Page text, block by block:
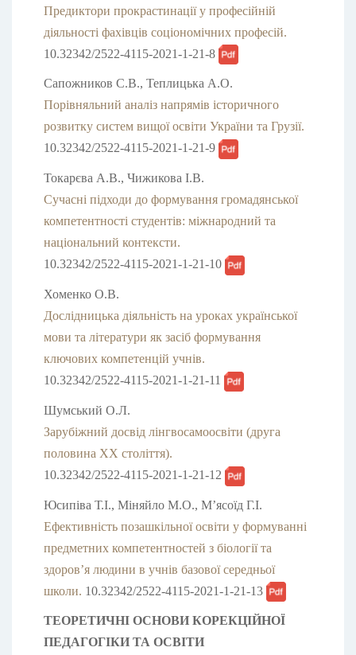
Предиктори прокрастинації у професійній
діяльності фахівців соціономічних професій.
10.32342/2522-4115-2021-1-21-8
Сапожников С.В., Теплицька А.О.
Порівняльний аналіз напрямів історичного
розвитку систем вищої освіти України та Грузії.
10.32342/2522-4115-2021-1-21-9
Токарєва А.В., Чижикова І.В.
Сучасні підходи до формування громадянської
компетентності студентів: міжнародний та
національний контексти.
10.32342/2522-4115-2021-1-21-10
Хоменко О.В.
Дослідницька діяльність на уроках української
мови та літератури як засіб формування
ключових компетенцій учнів.
10.32342/2522-4115-2021-1-21-11
Шумський О.Л.
Зарубіжний досвід лінгвосамоосвіти (друга
половина ХХ століття).
10.32342/2522-4115-2021-1-21-12
Юсипіва Т.І., Міняйло М.О., М’ясоїд Г.І.
Ефективність позашкільної освіти у формуванні
предметних компетентностей з біології та
здоров’я людини в учнів базової середньої
школи. 10.32342/2522-4115-2021-1-21-13
ТЕОРЕТИЧНІ ОСНОВИ КОРЕКЦІЙНОЇ
ПЕДАГОГІКИ ТА ОСВІТИ